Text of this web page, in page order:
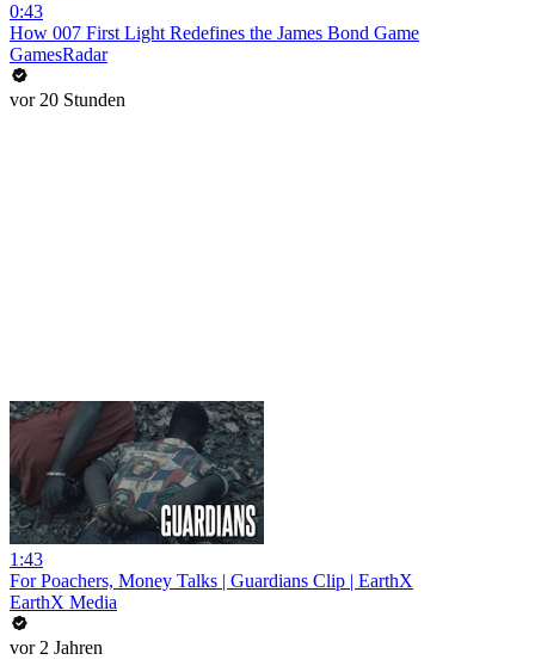
0:43
How 007 First Light Redefines the James Bond Game
GamesRadar
vor 20 Stunden
1:43
For Poachers, Money Talks | Guardians Clip | EarthX
EarthX Media
vor 2 Jahren